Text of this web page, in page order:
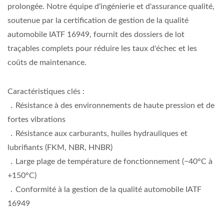
prolongée. Notre équipe d'ingénierie et d'assurance qualité,
soutenue par la certification de gestion de la qualité
automobile IATF 16949, fournit des dossiers de lot
traçables complets pour réduire les taux d'échec et les
coûts de maintenance.
Caractéristiques clés :
．Résistance à des environnements de haute pression et de
fortes vibrations
．Résistance aux carburants, huiles hydrauliques et
lubrifiants (FKM, NBR, HNBR)
．Large plage de température de fonctionnement (−40°C à
+150°C)
．Conformité à la gestion de la qualité automobile IATF
16949